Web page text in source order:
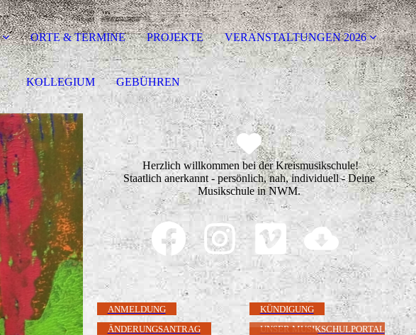
ORTE & TERMINE PROJEKTE VERANSTALTUNGEN 2026
KOLLEGIUM GEBÜHREN
Herzlich willkommen bei der Kreismusikschule!
Staatlich anerkannt - persönlich, nah, individuell - Deine
Musikschule in NWM.
ANMELDUNG
KÜNDIGUNG
ÄNDERUNGSANTRAG
UNSER MUSIKSCHULPORTAL